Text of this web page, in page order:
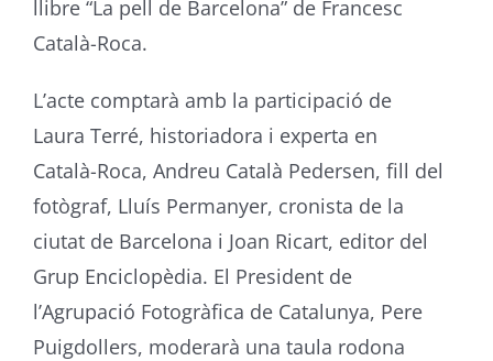
llibre “La pell de Barcelona” de Francesc
Català-Roca.
L’acte comptarà amb la participació de
Laura Terré, historiadora i experta en
Català-Roca, Andreu Català Pedersen, fill del
fotògraf, Lluís Permanyer, cronista de la
ciutat de Barcelona i Joan Ricart, editor del
Grup Enciclopèdia. El President de
l’Agrupació Fotogràfica de Catalunya, Pere
Puigdollers, moderarà una taula rodona